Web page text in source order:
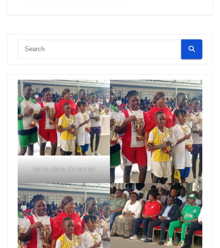
les lauréats du tournoi